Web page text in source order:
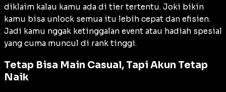
diklaim kalau kamu ada di tier tertentu. Joki bikin
kamu bisa unlock semua itu lebih cepat dan efisien.
Jadi kamu nggak ketinggalan event atau hadiah spesial
yang cuma muncul di rank tinggi.
Tetap Bisa Main Casual, Tapi Akun Tetap
Naik